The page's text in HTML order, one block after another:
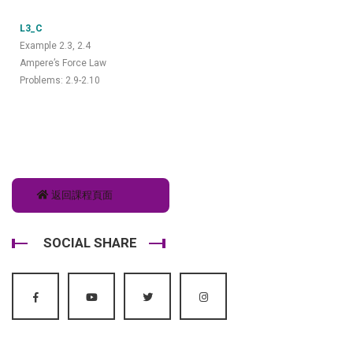
L3_C
Example 2.3, 2.4
Ampere’s Force Law
Problems: 2.9-2.10
返回課程頁面
SOCIAL SHARE